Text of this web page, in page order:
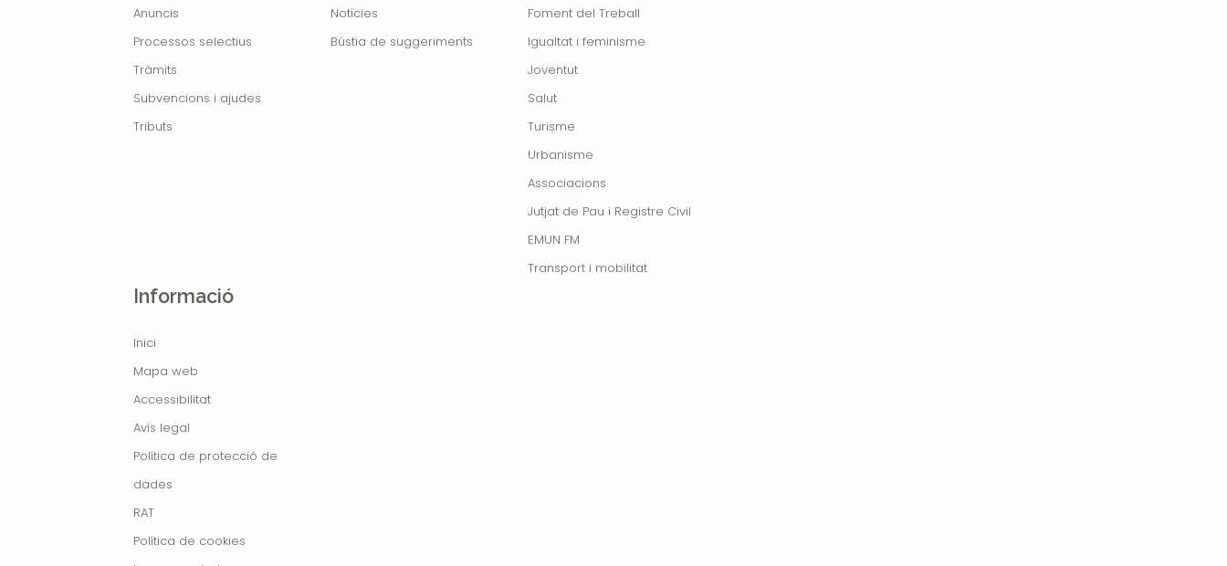
Anuncis
Processos selectius
Tràmits
Subvencions i ajudes
Tributs
Notícies
Bústia de suggeriments
Foment del Treball
Igualtat i feminisme
Joventut
Salut
Turisme
Urbanisme
Associacions
Jutjat de Pau i Registre Civil
EMUN FM
Transport i mobilitat
Informació
Inici
Mapa web
Accessibilitat
Avís legal
Política de protecció de
dades
RAT
Política de cookies